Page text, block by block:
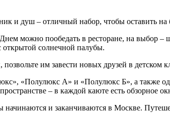
душ – отличный набор, чтобы оставить на
можно пообедать в ресторане, на выбор –
солнечной палубы.
им завести новых друзей в детском
«Полулюкс А» и «Полулюкс Б», а также
– в каждой каюте есть обзорное
и заканчиваются в Москве.